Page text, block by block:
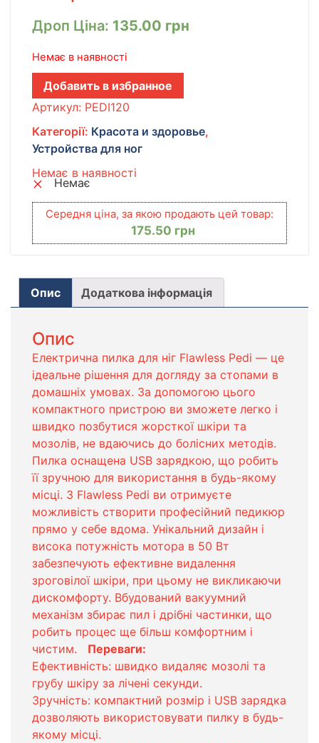
Дроп Ціна: 135.00 грн
Немає в наявності
Добавить в избранное
Артикул: PEDI120
Категорії: Красота и здоровье,
Устройства для ног
Немає в наявності
Немає
Середня ціна, за якою продають цей товар:
175.50 грн
Опис Додаткова інформація
Опис
Електрична пилка для ніг Flawless Pedi — це
ідеальне рішення для догляду за стопами в
домашніх умовах. За допомогою цього
компактного пристрою ви зможете легко і
швидко позбутися жорсткої шкіри та
мозолів, не вдаючись до болісних методів.
Пилка оснащена USB зарядкою, що робить
її зручною для використання в будь-якому
місці. З Flawless Pedi ви отримуєте
можливість створити професійний педикюр
прямо у себе вдома. Унікальний дизайн і
висока потужність мотора в 50 Вт
забезпечують ефективне видалення
зроговілої шкіри, при цьому не викликаючи
дискомфорту. Вбудований вакуумний
механізм збирає пил і дрібні частинки, що
робить процес ще більш комфортним і
чистим. Переваги:
Ефективність: швидко видаляє мозолі та
грубу шкіру за лічені секунди.
Зручність: компактний розмір і USB зарядка
дозволяють використовувати пилку в будь-
якому місці.